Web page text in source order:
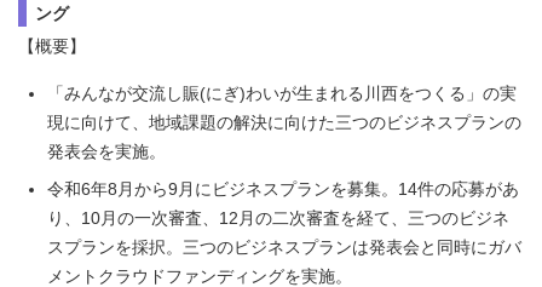
ング
【概要】
「みんなが交流し賑(にぎ)わいが生まれる川西をつくる」の実
現に向けて、地域課題の解決に向けた三つのビジネスプランの
発表会を実施。
令和6年8月から9月にビジネスプランを募集。14件の応募があ
り、10月の一次審査、12月の二次審査を経て、三つのビジネ
スプランを採択。三つのビジネスプランは発表会と同時にガバ
メントクラウドファンディングを実施。